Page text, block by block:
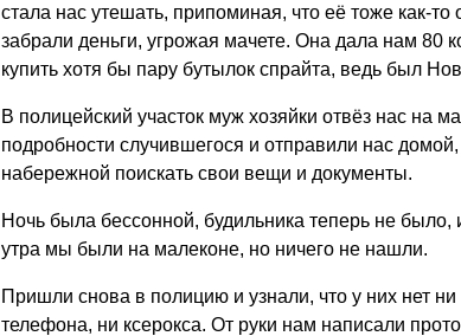
стала нас утешать, припоминая, что её тоже как-
забрали деньги, угрожая мачете. Она дала нам 80
купить хотя бы пару бутылок спрайта, ведь
В полицейский участок муж хозяйки отвёз нас на
подробности случившегося и отправили нас
набережной поискать свои вещи и документы.
Ночь была бессонной, будильника теперь не
утра мы были на малеконе, но ничего не нашли.
Пришли снова в полицию и узнали, что у них нет
телефона, ни ксерокса. От руки нам написали